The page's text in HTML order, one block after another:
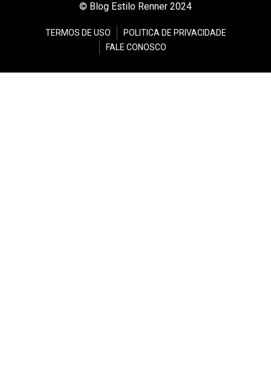
© Blog Estilo Renner 2024
TERMOS DE USO
POLITICA DE PRIVACIDADE
FALE CONOSCO